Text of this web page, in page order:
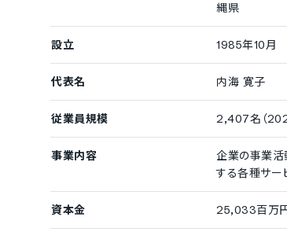
縄県
設立 1985年10月
代表名 内海 寛子
従業員規模 2,407名（
事業内容
企業の事業活
する各種サー
資本金 25,033百万